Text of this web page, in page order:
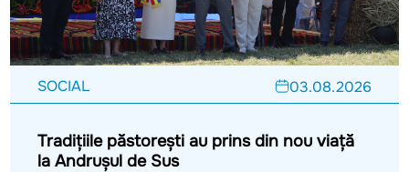
SOCIAL 03.08.2026
Tradițiile păstorești au prins din nou viață
la Andrușul de Sus